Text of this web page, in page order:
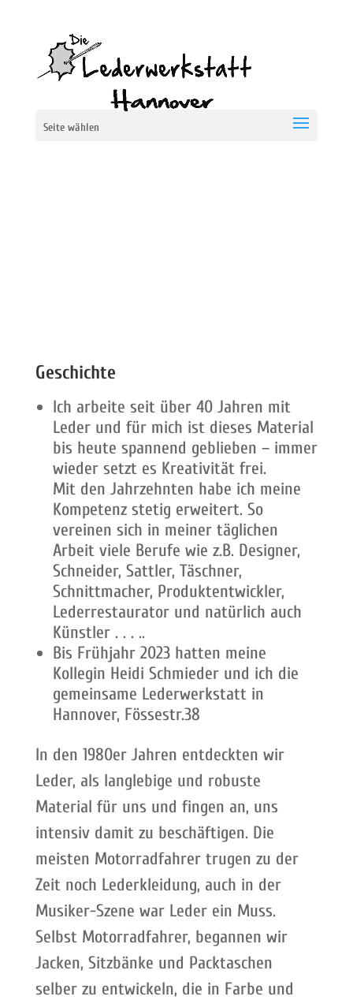
Seite wählen
Geschichte
Ich arbeite seit über 40 Jahren mit
Leder und für mich ist dieses Material
bis heute spannend geblieben – immer
wieder setzt es Kreativität frei.
Mit den Jahrzehnten habe ich meine
Kompetenz stetig erweitert. So
vereinen sich in meiner täglichen
Arbeit viele Berufe wie z.B. Designer,
Schneider, Sattler, Täschner,
Schnittmacher, Produktentwickler,
Lederrestaurator und natürlich auch
Künstler . . . ..
Bis Frühjahr 2023 hatten meine
Kollegin Heidi Schmieder und ich die
gemeinsame Lederwerkstatt in
Hannover, Fössestr.38
In den 1980er Jahren entdeckten wir
Leder, als langlebige und robuste
Material für uns und fingen an, uns
intensiv damit zu beschäftigen. Die
meisten Motorradfahrer trugen zu der
Zeit noch Lederkleidung, auch in der
Musiker-Szene war Leder ein Muss.
Selbst Motorradfahrer, begannen wir
Jacken, Sitzbänke und Packtaschen
selber zu entwickeln, die in Farbe und